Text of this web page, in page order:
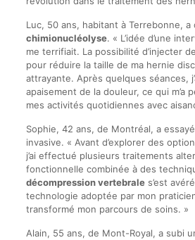
Luc, 50 ans, habitant à Terrebonne, a
chimionucléolyse. « L’idée d’une
me terrifiait. La possibilité d’injecter
pour réduire la taille de ma hernie
attrayante. Après quelques séances,
apaisement de la douleur, ce qui m’a
mes activités quotidiennes avec
Sophie, 42 ans, de Montréal, a
invasive. « Avant d’explorer des
j’ai effectué plusieurs traitements
fonctionnelle combinée à des
décompression vertebrales’est
technologie adoptée par mon
transformé mon parcours de soins. »
Alain, 55 ans, de Mont-Royal, a subi